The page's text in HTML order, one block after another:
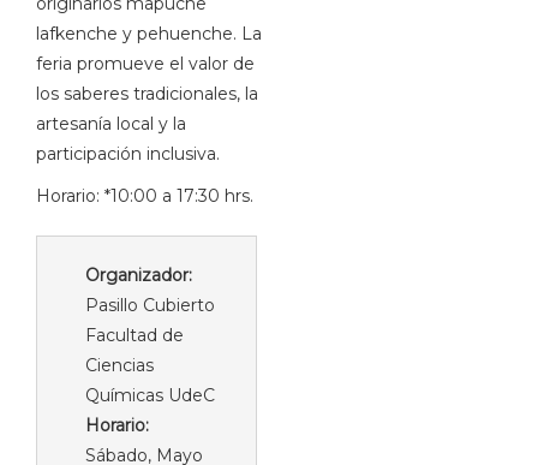
lafkenche y pehuenche. La
feria promueve el valor de
los saberes tradicionales, la
artesanía local y la
participación inclusiva.
Horario: *10:00 a 17:30 hrs.
Organizador:
Pasillo Cubierto
Facultad de
Ciencias
Químicas UdeC
Horario:
Sábado, Mayo